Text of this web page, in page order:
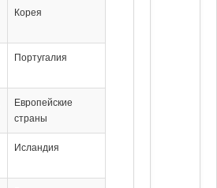
Корея
Португалия
Европейские
страны
Исландия